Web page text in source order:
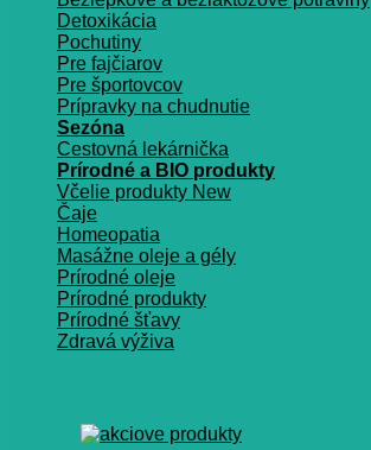
Detoxikácia
Pochutiny
Pre fajčiarov
Pre športovcov
Prípravky na chudnutie
Sezóna
Cestovná lekárnička
Prírodné a BIO produkty
Včelie produkty
Čaje
Homeopatia
Masážne oleje a gély
Prírodné oleje
Prírodné produkty
Prírodné šťavy
Zdravá výživa